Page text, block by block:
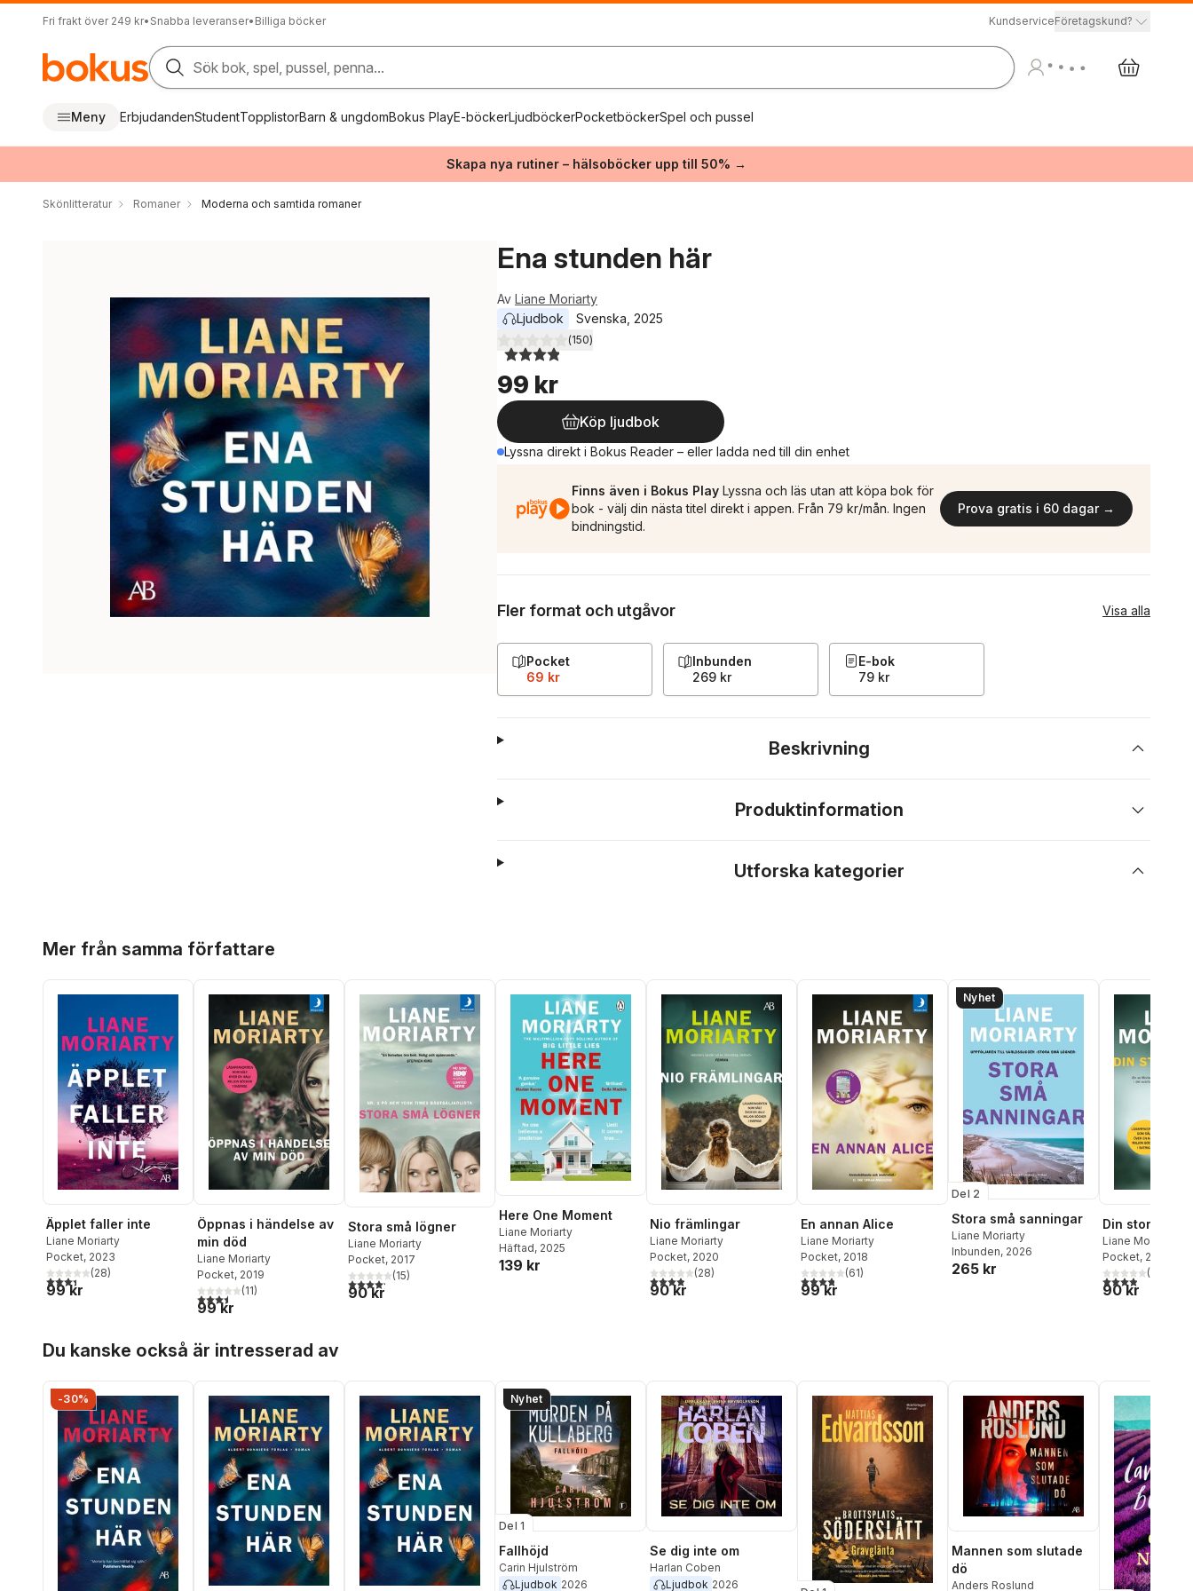
Fri frakt över 249 kr• Snabba leveranser• Billiga böcker KundserviceFöretagskund?
Sök bok, spel, pussel, penna...
Meny ErbjudandenStudentTopplistorBarn & ungdomBokus PlayE-böckerLjudböckerPocketböckerSpel och pussel
Skapa nya rutiner – hälsoböcker upp till 50% →
Skönlitteratur Romaner Moderna och samtida romaner
Ena stunden här
Av Liane Moriarty
Ljudbok
Svenska 2025
3,9utav 5 stjärnor. Totalt antal röster:
(150)
99 kr
Köp ljudbok
Lyssna direkt i Bokus Reader – eller ladda ned till din enhet
Finns även i Bokus Play Lyssna och läs utan att köpa bok för
bok - välj din nästa titel direkt i appen. Från 79 kr/mån. Ingen
bindningstid.
Prova gratis i 60 dagar →
Fler format och utgåvor Visa alla
Pocket
69 kr
Inbunden
269 kr
E-bok
79 kr
Beskrivning
Produktinformation
Utforska kategorier
Mer från samma författare
Äpplet faller inte
Liane Moriarty
Pocket, 2023
3,4utav 5 stjärnor. Totalt antal röster:
(28)
99 kr
Öppnas i händelse av
min död
Liane Moriarty
Pocket, 2019
3,5utav 5 stjärnor. Totalt antal röster:
(11)
99 kr
Stora små lögner
Liane Moriarty
Pocket, 2017
4,2utav 5 stjärnor. Totalt antal röster:
(15)
90 kr
Here One Moment
Liane Moriarty
Häftad, 2025
139 kr
Nio främlingar
Liane Moriarty
Pocket, 2020
3,9utav 5 stjärnor. Totalt antal röster:
(28)
90 kr
En annan Alice
Liane Moriarty
Pocket, 2018
3,8utav 5 stjärnor. Totalt antal röster:
(61)
99 kr
Nyhet
Del 2
Stora små sanningar
Liane Moriarty
Inbunden, 2026
265 kr
Din stora
Liane Moriarty
Pocket, 2021
3,9utav 5(
90 kr
Du kanske också är intresserad av
-30% Nyhet
Del 1
Fallhöjd
Carin Hjulström
Ljudbok 2026
Se dig inte om
Harlan Coben
Ljudbok 2026
Mannen som slutade
dö
Anders Roslund